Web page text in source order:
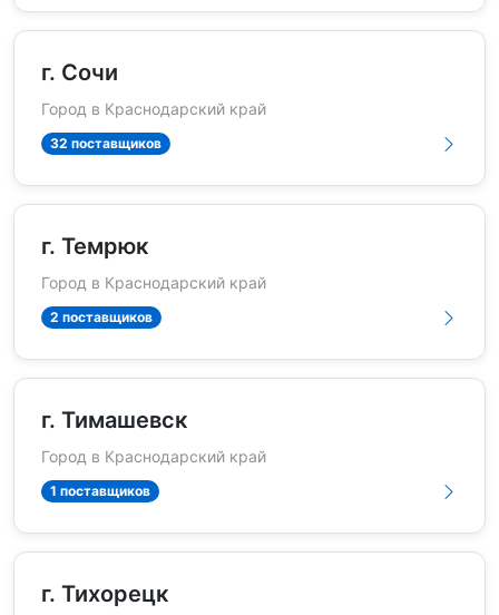
г. Сочи
Город в Краснодарский край
32 поставщиков
г. Темрюк
Город в Краснодарский край
2 поставщиков
г. Тимашевск
Город в Краснодарский край
1 поставщиков
г. Тихорецк